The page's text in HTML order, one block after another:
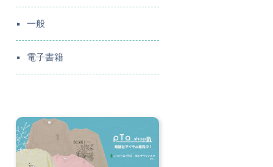
一般
電子書籍